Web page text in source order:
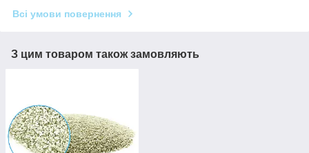
Всі умови повернення
З цим товаром також замовляють